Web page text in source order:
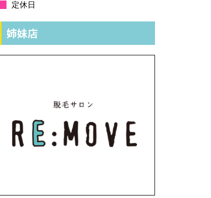
定休日
姉妹店